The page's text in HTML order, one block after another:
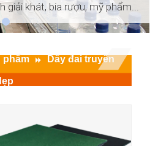
giải khát, bia rượu, mỹ phẩm...
phẩm Dây đai truyền